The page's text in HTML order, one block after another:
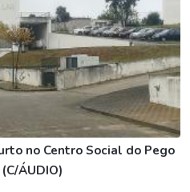
no Centro Social do Pego
ÁUDIO)